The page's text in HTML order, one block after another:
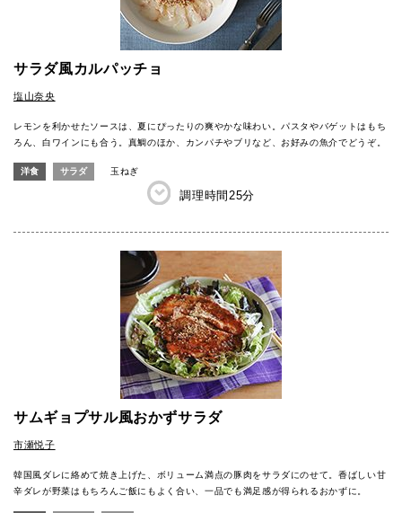
サラダ風カルパッチョ
塩山奈央
レモンを利かせたソースは、夏にぴったりの爽やかな味わい。パスタやバゲットはもち
ろん、白ワインにも合う。真鯛のほか、カンパチやブリなど、お好みの魚介でどうぞ。
洋食 サラダ 玉ねぎ
調理時間 25分
サムギョプサル風おかずサラダ
市瀬悦子
韓国風ダレに絡めて焼き上げた、ボリューム満点の豚肉をサラダにのせて。香ばしい甘
辛ダレが野菜はもちろんご飯にもよく合い、一品でも満足感が得られるおかずに。